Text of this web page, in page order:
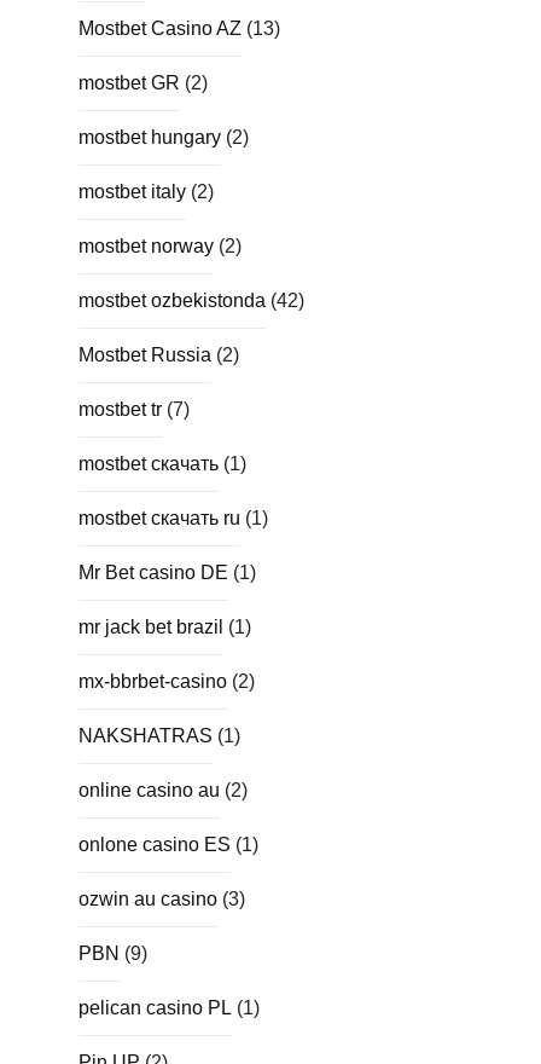
Mostbet Casino AZ (13)
mostbet GR (2)
mostbet hungary (2)
mostbet italy (2)
mostbet norway (2)
mostbet ozbekistonda (42)
Mostbet Russia (2)
mostbet tr (7)
mostbet скачать (1)
mostbet скачать ru (1)
Mr Bet casino DE (1)
mr jack bet brazil (1)
mx-bbrbet-casino (2)
NAKSHATRAS (1)
online casino au (2)
onlone casino ES (1)
ozwin au casino (3)
PBN (9)
pelican casino PL (1)